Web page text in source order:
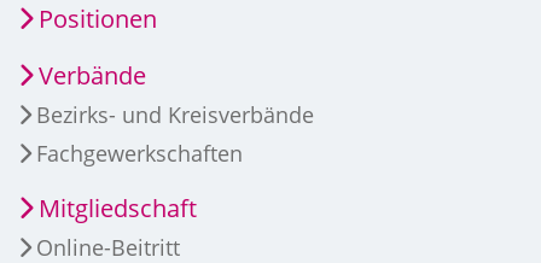
Positionen
Verbände
Bezirks- und Kreisverbände
Fachgewerkschaften
Mitgliedschaft
Online-Beitritt